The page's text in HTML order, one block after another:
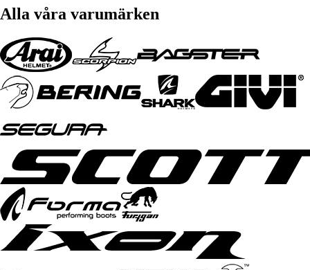
Alla våra varumärken